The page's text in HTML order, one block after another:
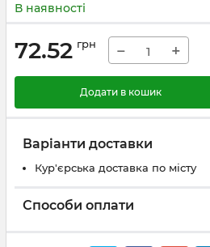
В наявності
72.52 грн − +
Додати в кошик
Варіанти доставки
Кур'єрська доставка по місту
Способи оплати